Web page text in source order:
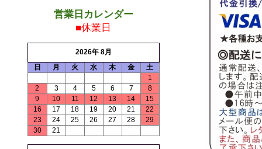
営業日カレンダー
■休業日
2026年 8月
日
月 火 水 木 金
土
1
2
3 4 5 6 7
8
9
10 11 12 13 14
15
16
17 18 19 20 21
22
23
24 25 26 27 28
29
30
21